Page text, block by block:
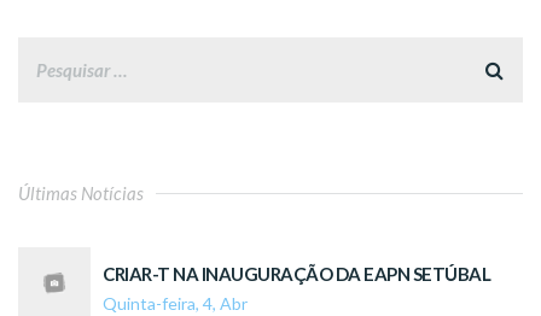
Últimas Notícias
CRIAR-T NA INAUGURAÇÃO DA EAPN SETÚBAL
Quinta-feira, 4, Abr